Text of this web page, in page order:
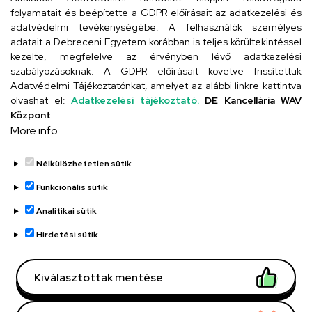
Szervezeti telefonkönyv
UD telefonkönyv
Adatvédelem
Adatvédelem
Régi oldal
Technikai információk
folyamatait és beépítette a GDPR előírásait az adatkezelési és
adatvédelmi tevékenységébe. A felhasználók személyes
adatait a Debreceni Egyetem korábban is teljes körültekintéssel
kezelte, megfelelve az érvényben lévő adatkezelési
szabályozásoknak. A GDPR előírásait követve frissítettük
Adatvédelmi Tájékoztatónkat, amelyet az alábbi linkre kattintva
olvashat el: Adatkezelési tájékoztató. DE Kancellária WAV
Központ
More info
Nélkülözhetetlen sütik
Funkcionális sütik
Analitikai sütik
Hirdetési sütik
Kiválasztottak mentése